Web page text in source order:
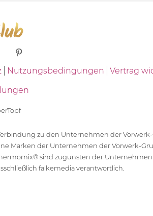
Nutzungsbedingungen
Vertrag
zu den Unternehmen der
Marken der Unternehmen der Vorwerk-
sind zugunsten der
falkemedia verantwortlich.